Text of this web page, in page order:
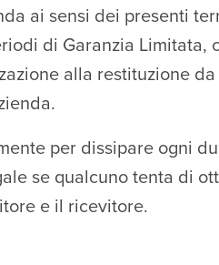
ai sensi dei presenti
di Garanzia Limitata,
alla restituzione
per dissipare ogni
se qualcuno tenta di
e il ricevitore.